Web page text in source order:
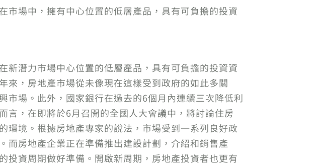
場中，擁有中心位置的低層產品，具有可負擔的投資
潛力市場中心位置的低層產品，具有可負擔的投資資
，房地產市場從未像現在這樣受到政府的如此多關
市場。此外，國家銀行在過去的6個月內連續三次降低利
言，在即將於6月召開的全國人大會議中，將討論住房
環境。根據房地產專家的說法，市場受到一系列良好政
而房地產企業正在準備推出建設計劃，介紹和銷售產
投資周期做好準備。開啟新周期，房地產投資者也更有